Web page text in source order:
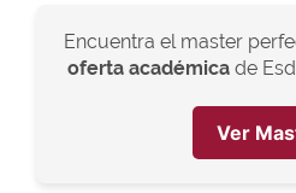
Encuentra el master
oferta académicade
Ver